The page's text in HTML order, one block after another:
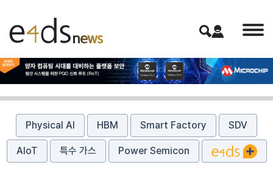
Physical AI HBM Smart Factory SDV
AIoT 특수 가스 Power Semicon